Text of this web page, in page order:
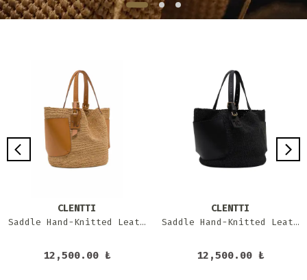
CLENTTI
Saddle Hand-Knitted Leather Karen - taba
12,500.00 ₺
CLENTTI
Saddle Hand-Knitted Leather Karen - siyah
12,500.00 ₺